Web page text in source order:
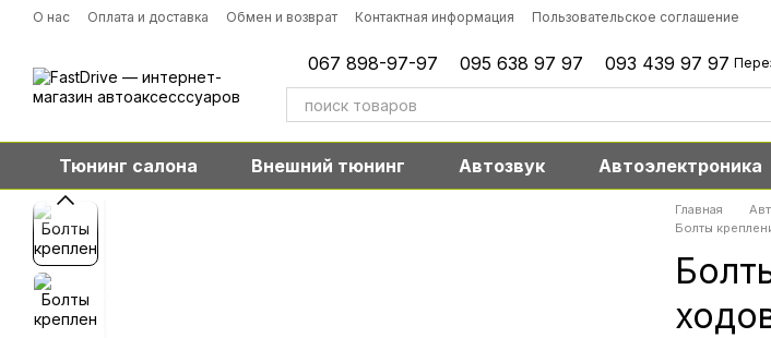
Перейти к основному контенту
О нас Оплата и доставка Обмен и возврат Контактная информация Пользовательское соглашение
067 898-97-97 095 638 97 97 093 439 97 97
Тюнинг салона Внешний тюнинг Автозвук Автоэлектроника
Главная
Болты